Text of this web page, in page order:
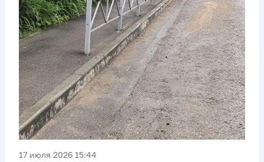
17 июля 2026 15:44